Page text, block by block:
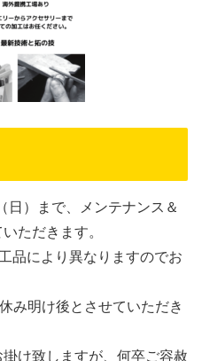
日）まで、メンテナンス＆
ただきます。
品により異なりますのでお
み明け後とさせていただき
け致しますが、何卒ご容赦